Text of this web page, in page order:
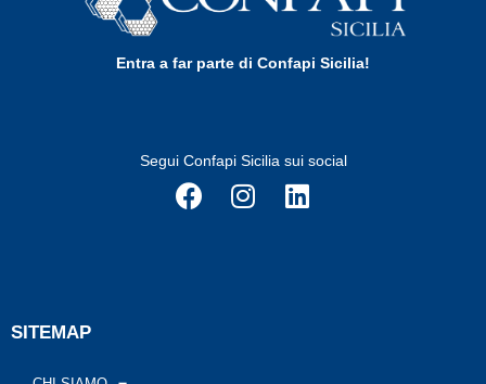
Entra a far parte di Confapi Sicilia!
Segui Confapi Sicilia sui social
SITEMAP